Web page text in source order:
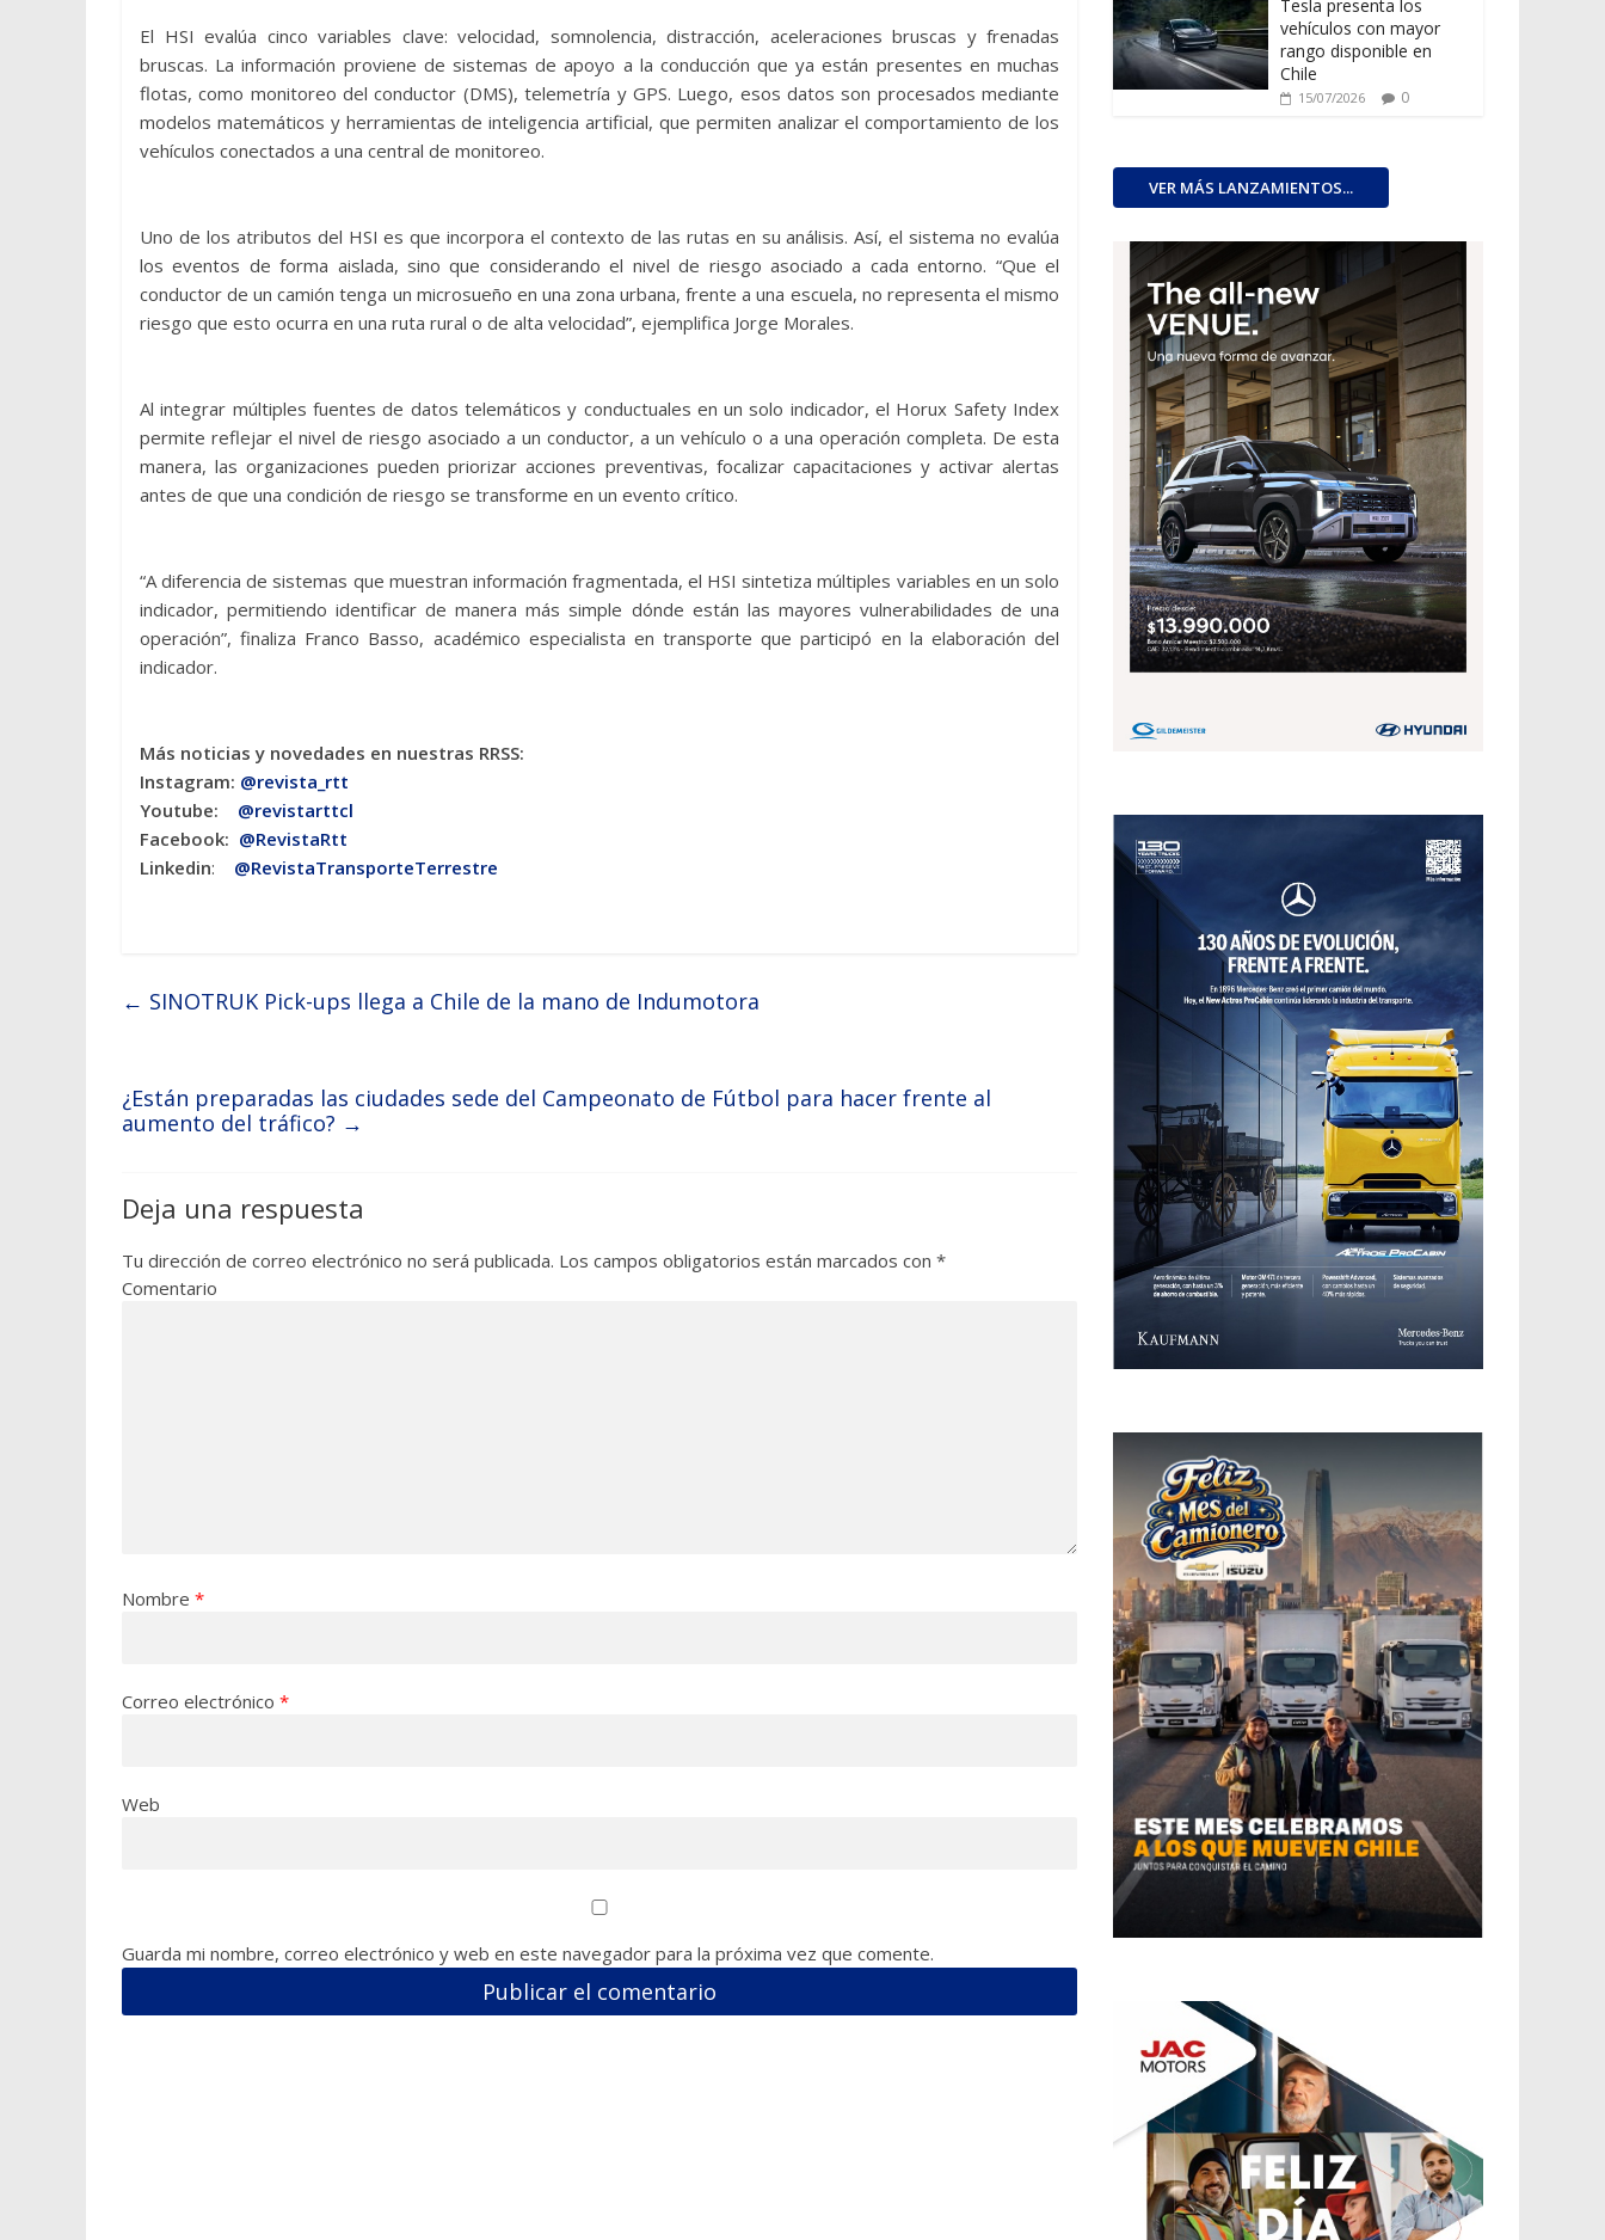
El HSI evalúa cinco variables clave: velocidad, somnolencia, distracción, aceleraciones bruscas y frenadas
bruscas. La información proviene de sistemas de apoyo a la conducción que ya están presentes en muchas
flotas, como monitoreo del conductor (DMS), telemetría y GPS. Luego, esos datos son procesados mediante
modelos matemáticos y herramientas de inteligencia artificial, que permiten analizar el comportamiento de los
vehículos conectados a una central de monitoreo.
Uno de los atributos del HSI es que incorpora el contexto de las rutas en su análisis. Así, el sistema no evalúa
los eventos de forma aislada, sino que considerando el nivel de riesgo asociado a cada entorno. “Que el
conductor de un camión tenga un microsueño en una zona urbana, frente a una escuela, no representa el mismo
riesgo que esto ocurra en una ruta rural o de alta velocidad”, ejemplifica Jorge Morales.
Al integrar múltiples fuentes de datos telemáticos y conductuales en un solo indicador, el Horux Safety Index
permite reflejar el nivel de riesgo asociado a un conductor, a un vehículo o a una operación completa. De esta
manera, las organizaciones pueden priorizar acciones preventivas, focalizar capacitaciones y activar alertas
antes de que una condición de riesgo se transforme en un evento crítico.
“A diferencia de sistemas que muestran información fragmentada, el HSI sintetiza múltiples variables en un solo
indicador, permitiendo identificar de manera más simple dónde están las mayores vulnerabilidades de una
operación”, finaliza Franco Basso, académico especialista en transporte que participó en la elaboración del
indicador.
Más noticias y novedades en nuestras RRSS:
Instagram: @revista_rtt
Youtube: @revistarttcl
Facebook: @RevistaRtt
Linkedin: @RevistaTransporteTerrestre
← SINOTRUK Pick-ups llega a Chile de la mano de Indumotora
¿Están preparadas las ciudades sede del Campeonato de Fútbol para hacer frente al
aumento del tráfico? →
Deja una respuesta
Tu dirección de correo electrónico no será publicada. Los campos obligatorios están marcados con *
Comentario
Nombre *
Correo electrónico *
Web
Guarda mi nombre, correo electrónico y web en este navegador para la próxima vez que comente.
Tesla presenta los
vehículos con mayor
rango disponible en
Chile
15/07/2026 0
VER MÁS LANZAMIENTOS...